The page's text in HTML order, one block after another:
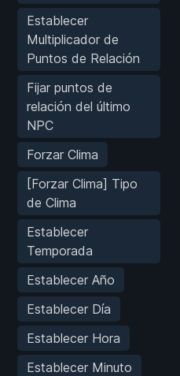
Establecer
Multiplicador de
Puntos de Relación
Fijar puntos de
relación del último
NPC
Forzar Clima
[Forzar Clima] Tipo
de Clima
Establecer
Temporada
Establecer Año
Establecer Día
Establecer Hora
Establecer Minuto